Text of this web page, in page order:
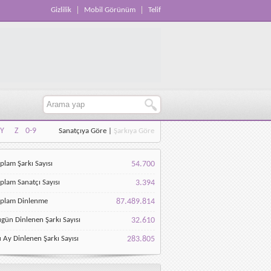
Gizlilik Mobil Görünüm Telif
Y Z
0-9
Y Z 0-9
Sanatçıya Göre Şarkıya Göre
Şarkı Sayısı 54.700
Sanatçı Sayısı 3.394
Dinlenme 87.489.814
Dinlenen Şarkı Sayısı 32.610
Ay Dinlenen Şarkı Sayısı 283.805